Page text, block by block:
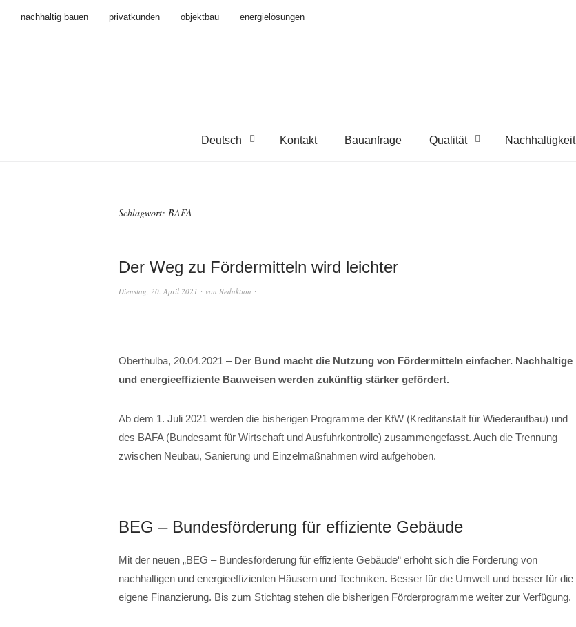
nachhaltig bauen privatkunden objektbau
energielösungen
Deutsch Kontakt Bauanfrage Qualität Nachhaltigkeit
Schlagwort: BAFA
Der Weg zu Fördermitteln wird leichter
Dienstag, 20. April 2021 von Redaktion
Oberthulba, 20.04.2021 – Der Bund macht die Nutzung von Fördermitteln einfacher. Nachhaltige
und energieeffiziente Bauweisen werden zukünftig stärker gefördert.
Ab dem 1. Juli 2021 werden die bisherigen Programme der KfW (Kreditanstalt für Wiederaufbau) und
des BAFA (Bundesamt für Wirtschaft und Ausfuhrkontrolle) zusammengefasst. Auch die Trennung
zwischen Neubau, Sanierung und Einzelmaßnahmen wird aufgehoben.
BEG – Bundesförderung für effiziente Gebäude
Mit der neuen „BEG – Bundesförderung für effiziente Gebäude“ erhöht sich die Förderung von
nachhaltigen und energieeffizienten Häusern und Techniken. Besser für die Umwelt und besser für die
eigene Finanzierung. Bis zum Stichtag stehen die bisherigen Förderprogramme weiter zur Verfügung.